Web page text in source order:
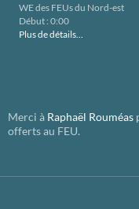
WE des FEUs du Nord-est
Début : 0:00
Plus de détails...
Merci à Raphaël Rouméas
offerts au FEU.